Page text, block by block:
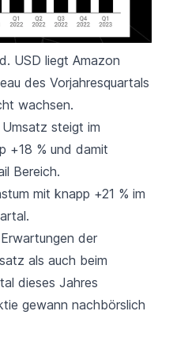
USD liegt Amazon
des Vorjahresquartals
wachsen.
steigt im
+18 % und damit
Bereich.
mit knapp +21 % im
der
als auch beim
dieses Jahres
gewann nachbörslich